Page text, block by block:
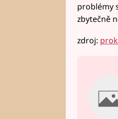
problémy
zbytečně
zdroj: